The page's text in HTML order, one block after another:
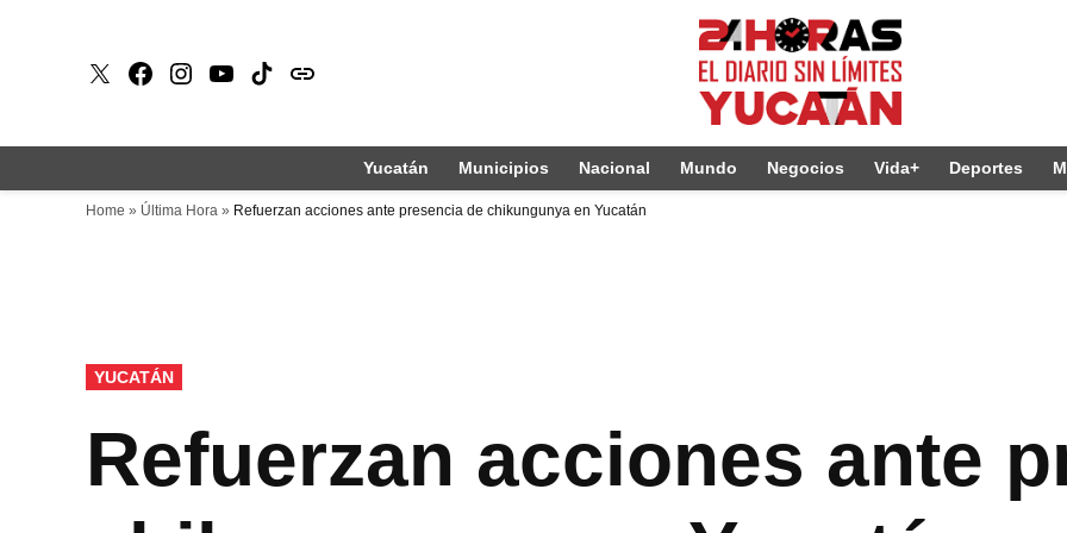
X Faceboook
Instagram
Youtube
Tiktokissuu
Yucatán Municipios Nacional Mundo Negocios Vida+ Deportes
Home » Última Hora » Refuerzan acciones ante presencia de chikungunya en Yucatán
PUBLICADO
EN
YUCATÁN
Refuerzan acciones ante